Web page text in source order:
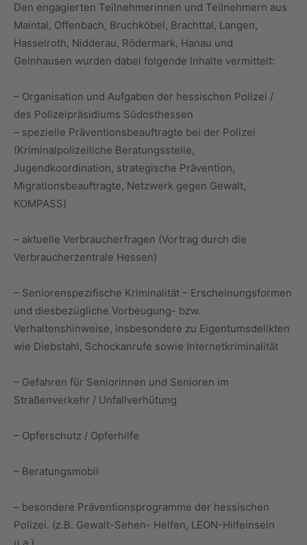
Den engagierten Teilnehmerinnen und Teilnehmern aus
Maintal, Offenbach, Bruchköbel, Brachttal, Langen,
Hasselroth, Nidderau, Rödermark, Hanau und
Gelnhausen wurden dabei folgende Inhalte vermittelt:
– Organisation und Aufgaben der hessischen Polizei /
des Polizeipräsidiums Südosthessen
– spezielle Präventionsbeauftragte bei der Polizei
(Kriminalpolizeiliche Beratungsstelle,
Jugendkoordination, strategische Prävention,
Migrationsbeauftragte, Netzwerk gegen Gewalt,
KOMPASS)
– aktuelle Verbraucherfragen (Vortrag durch die
Verbraucherzentrale Hessen)
– Seniorenspezifische Kriminalität – Erscheinungsformen
und diesbezügliche Vorbeugung- bzw.
Verhaltenshinweise, insbesondere zu Eigentumsdelikten
wie Diebstahl, Schockanrufe sowie Internetkriminalität
– Gefahren für Seniorinnen und Senioren im
Straßenverkehr / Unfallverhütung
– Opferschutz / Opferhilfe
– Beratungsmobil
– besondere Präventionsprogramme der hessischen
Polizei. (z.B. Gewalt-Sehen- Helfen, LEON-Hilfeinseln